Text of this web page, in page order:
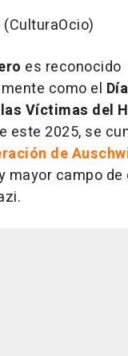
(CulturaOcio)
es reconocido
como el
Víctimas del
este 2025, se
de
mayor campo